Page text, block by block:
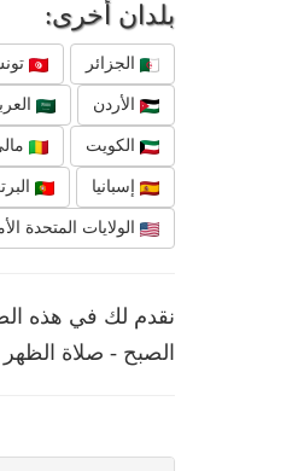
بلدان أخرى:
الجزائر
الأردن
الكويت
إسبانيا
الولايات المتحدة
الصبح - صلاة